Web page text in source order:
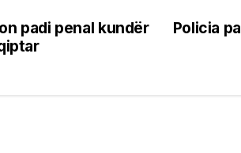
Policia
padi penal kundër